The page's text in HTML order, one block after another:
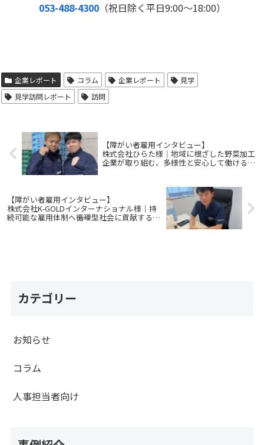
053-488-4300（祝日除く平日9:00～18:00）
企業レポート コラム 企業レポート
見学
見学訪問レポート
訪問
【障がい者雇用インタビュー】
株式会社ひらた様｜地域に根ざした野菜加工
企業が取り組む、多様性と安心して働ける職
【障がい者雇用インタビュー】
株式会社K-GOLDインターナショナル様｜持
続可能な雇用体制へ――循環型社会に貢献する企
カテゴリー
お知らせ
コラム
人事担当者向け